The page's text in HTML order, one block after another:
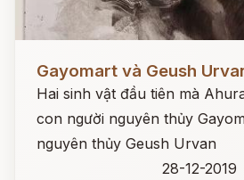
Gayomart và Geush
Hai sinh vật đầu tiên mà
con người nguyên thủy
nguyên thủy Geush Urvan
28-12-2019